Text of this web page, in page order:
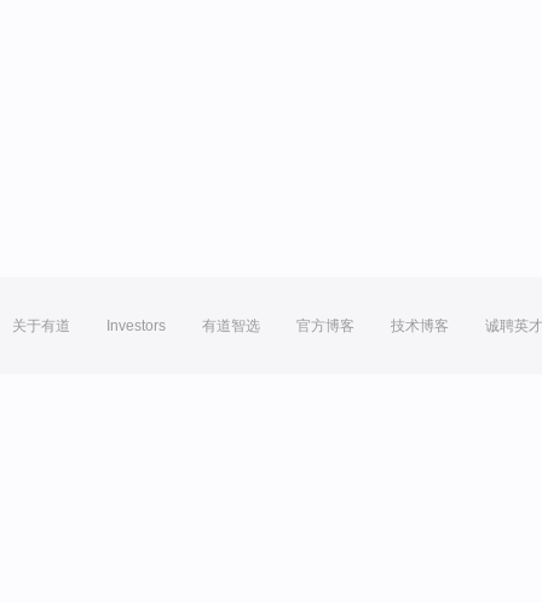
关于有道 Investors 有道智选 官方博客 技术博客 诚聘英才